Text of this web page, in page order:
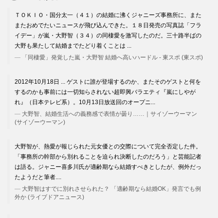
ＴＯＫＩＯ・国分太一（４１）の結婚に沸くジャニーズ事務所に、また
またおめでたいニュースが飛び込んできた。１８日発売の写真誌「フラ
イデー」が嵐・大野智（３４）の同棲愛を激写したのだ。三十路半ばの
大野も果たして結婚までたどり着くことは ...
「同棲愛」発覚した嵐・大野智 結婚へ高いハードル - 東スポ (東スポ)
2012年10月18日 ... ゲストに誰が登場するのか、またそのゲストと何を
するのかも事前には一切知らされない超即興バラエティ『嵐にしやが
れ』（日本テレビ系）。10月13日放送回のオープニ...
大野智、結婚生活への義務感で表情が曇り……｜サイゾーウーマン
(サイゾーウーマン)
大野智が、熱愛が報じられた元女優との交際について完全否定した件。
「事務所の幹部から別れることを迫られ決断したのだろう」と芸能記者
は語る。ジャニー喜多川氏が適齢期なら結婚すべきとしたが、例外だっ
たようだと筆者....
大野智はすでに別れさせられた？ 「適齢期なら結婚OK」発言でも例
外か (ライブドアニュース)